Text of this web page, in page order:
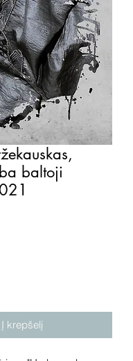
baltoji
Į krepšelį